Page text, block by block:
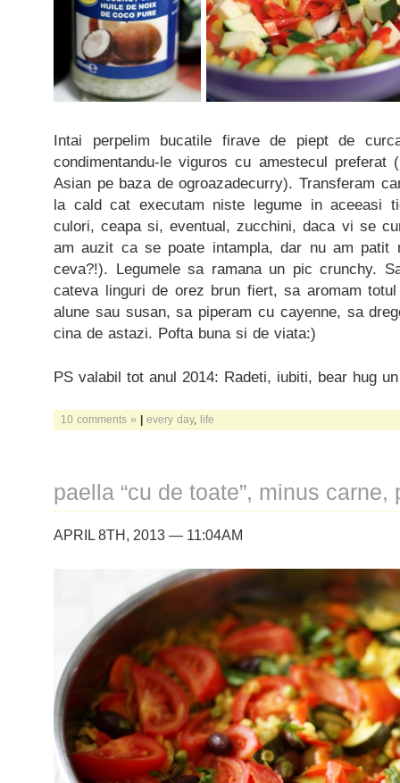
Intai perpelim bucatile firave de piept de
condimentandu-le viguros cu amestecul preferat
Asian pe baza de ogroazadecurry). Transferam
la cald cat executam niste legume in aceeasi
culori, ceapa si, eventual, zucchini, daca vi se
am auzit ca se poate intampla, dar nu am patit
ceva?!). Legumele sa ramana un pic crunchy.
cateva linguri de orez brun fiert, sa aromam
alune sau susan, sa piperam cu cayenne, sa
cina de astazi. Pofta buna si de viata:)
PS valabil tot anul 2014: Radeti, iubiti, bear hug
10 comments » | every day, life
paella “cu de toate”, minus
APRIL 8TH, 2013 — 11:04AM